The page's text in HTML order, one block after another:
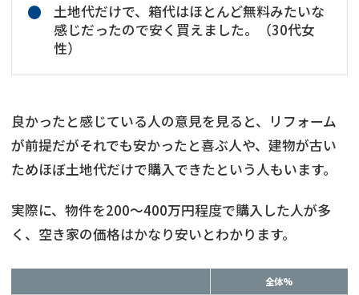
土地代だけで、箱代はほとんど無料みたいな
感じだったので安く買えました。（30代女
性）
良かったと感じている人の意見を見ると、リフォーム
が前提だがそれでも安かったと喜ぶ人や、建物が古い
ためほぼ土地代だけで購入できたという人もいます。
実際に、物件を200～400万円程度で購入した人が多
く、空き家の価格はかなり安いとわかります。
全体%